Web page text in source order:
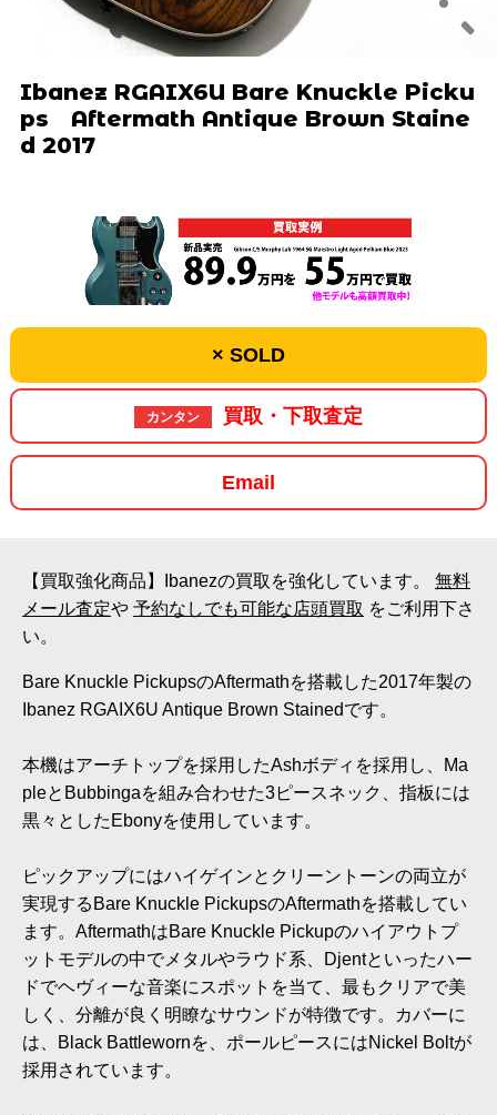
Ibanez RGAIX6U Bare Knuckle Picku
ps Aftermath Antique Brown Staine
d 2017
× SOLD
カンタン 買取・下取査定
Email
【買取強化商品】Ibanezの買取を強化しています。 無料
メール査定や 予約なしでも可能な店頭買取 をご利用下さ
い。
Bare Knuckle PickupsのAftermathを搭載した2017年製の
Ibanez RGAIX6U Antique Brown Stainedです。
本機はアーチトップを採用したAshボディを採用し、Ma
pleとBubbingaを組み合わせた3ピースネック、指板には
黒々としたEbonyを使用しています。
ピックアップにはハイゲインとクリーントーンの両立が
実現するBare Knuckle PickupsのAftermathを搭載してい
ます。AftermathはBare Knuckle Pickupのハイアウトプ
ットモデルの中でメタルやラウド系、Djentといったハー
ドでヘヴィーな音楽にスポットを当て、最もクリアで美
しく、分離が良く明瞭なサウンドが特徴です。カバーに
は、Black Battlewornを、ポールピースにはNickel Boltが
採用されています。